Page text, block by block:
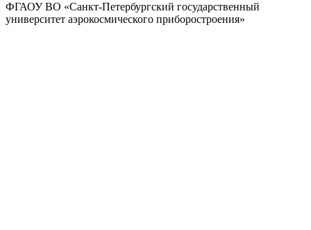
ФГАОУ ВО «Санкт-Петербургский государственный
университет аэрокосмического приборостроения»